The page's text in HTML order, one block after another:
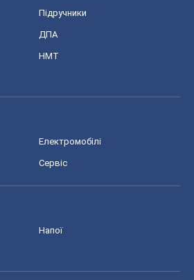
Підручники
ДПА
НМТ
Електромобілі
Сервіс
Напої